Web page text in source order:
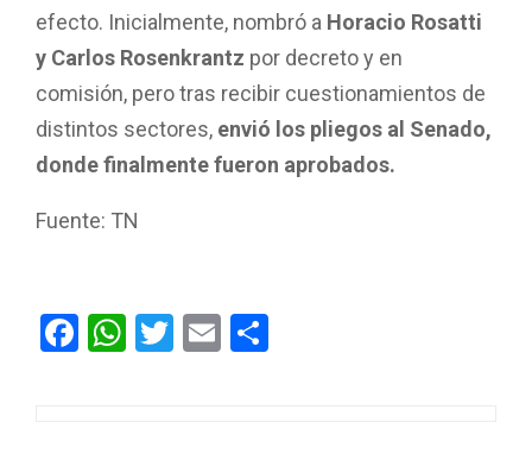
efecto. Inicialmente, nombró a Horacio Rosatti
y Carlos Rosenkrantz por decreto y en
comisión, pero tras recibir cuestionamientos de
distintos sectores, envió los pliegos al Senado,
donde finalmente fueron aprobados.
Fuente: TN
F
W T
E